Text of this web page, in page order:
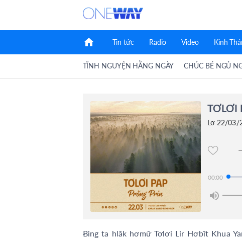
home Tin tức Radio Video Kinh
TĨNH NGUYỆN HẰNG NGÀY CHÚC BÉ NGỦ
TƠLƠI
Lơ 22/03/
00:00
Ƀing ta hlăk hơmư̆ Tơlơi Lir Hơbĭt Khua